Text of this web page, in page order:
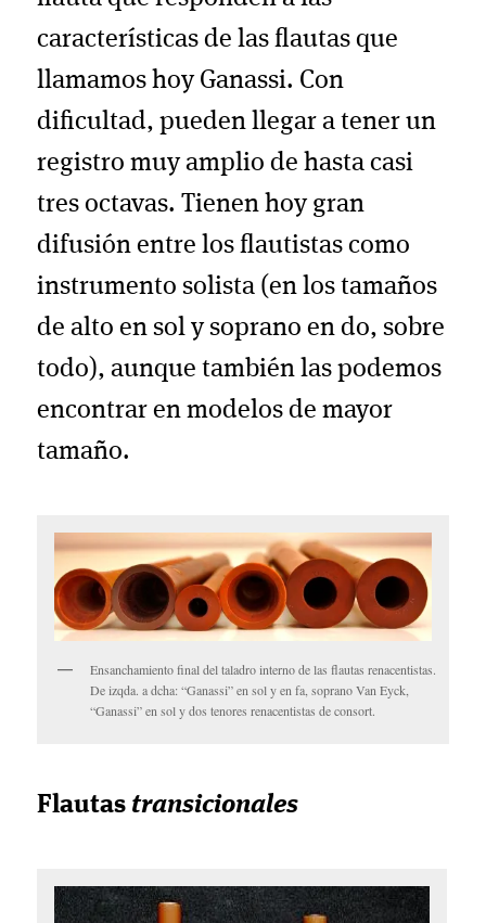
características de las flautas que
llamamos hoy Ganassi. Con
dificultad, pueden llegar a tener un
registro muy amplio de hasta casi
tres octavas. Tienen hoy gran
difusión entre los flautistas como
instrumento solista (en los tamaños
de alto en sol y soprano en do, sobre
todo), aunque también las podemos
encontrar en modelos de mayor
tamaño.
Ensanchamiento final del taladro interno de las flautas renacentistas.
De izqda. a dcha: “Ganassi” en sol y en fa, soprano Van Eyck,
“Ganassi” en sol y dos tenores renacentistas de consort.
Flautas transicionales